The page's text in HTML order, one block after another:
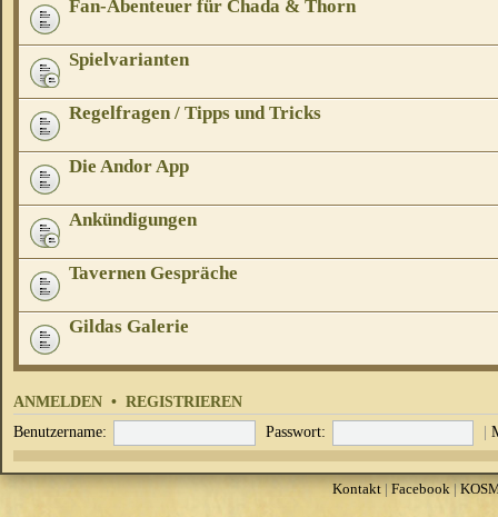
Fan-Abenteuer für Chada & Thorn
Spielvarianten
Regelfragen / Tipps und Tricks
Die Andor App
Ankündigungen
Tavernen Gespräche
Gildas Galerie
ANMELDEN • REGISTRIEREN
Benutzername: Passwort: |
Kontakt| Facebook|